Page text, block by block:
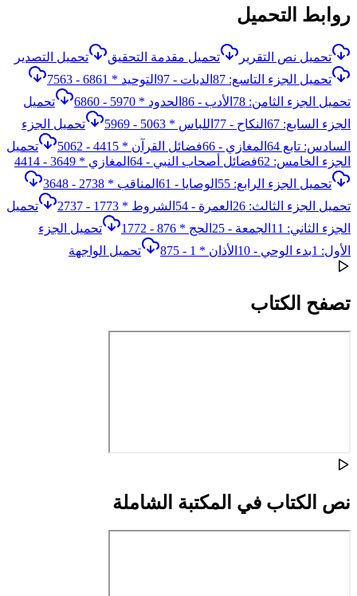
روابط التحميل
تحميل نص التقرير تحميل مقدمة التحقيق
تحميل التصدير
تحميل الجزء التاسع: 87الديات - 97التوحيد * 6861 - 7563
تحميل الجزء الثامن: 78الأدب - 86الحدود * 5970 - 6860
تحميل
الجزء السابع: 67النكاح - 77اللباس * 5063 - 5969
تحميل الجزء
السادس: تابع 64المغازي - 66فضائل القرآن * 4415 - 5062
تحميل
الجزء الخامس: 62فضائل أصحاب النبي - 64المغازي * 3649 - 4414
تحميل الجزء الرابع: 55الوصايا - 61المناقب * 2738 - 3648
تحميل الجزء الثالث: 26العمرة - 54الشروط * 1773 - 2737
تحميل
الجزء الثاني: 11الجمعة - 25الحج * 876 - 1772
تحميل الجزء
الأول: 1بدء الوحي - 10الأذان * 1 - 875
تحميل الواجهة
تصفح الكتاب
نص الكتاب في المكتبة الشاملة